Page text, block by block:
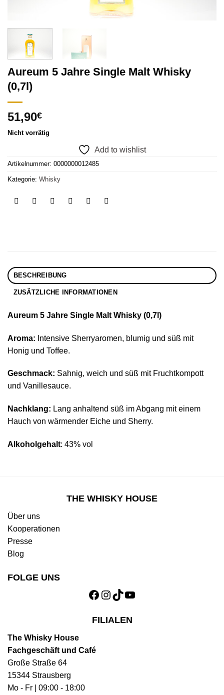
Aureum 5 Jahre Single Malt Whisky
(0,7l)
51,90€
Nicht vorrätig
Add to wishlist
Artikelnummer: 0000000012485
Kategorie: Whisky
BESCHREIBUNG
ZUSÄTZLICHE INFORMATIONEN
Aureum 5 Jahre Single Malt Whisky (0,7l)
Aroma: Intensive Sherryaromen, blumig und süß mit
Honig und Toffee.
Geschmack: Sahnig, weich und süß mit Fruchtkompott
und Vanillesauce.
Nachklang: Lang anhaltend süß im Abgang mit einem
Hauch von wärmender Eiche und Sherry.
Alkoholgehalt: 43% vol
THE WHISKY HOUSE
Über uns
Kooperationen
Presse
Blog
FOLGE UNS
Facebook
Instagram
TikTokYouTube
FILIALEN
The Whisky House
Fachgeschäft und Café
Große Straße 64
15344 Strausberg
Mo - Fr | 09:00 - 18:00